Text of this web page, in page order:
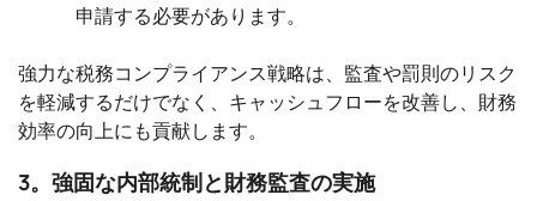
申請する必要があります。
強力な税務コンプライアンス戦略は、監査や罰則のリスク
を軽減するだけでなく、キャッシュフローを改善し、財務
効率の向上にも貢献します。
3。強固な内部統制と財務監査の実施